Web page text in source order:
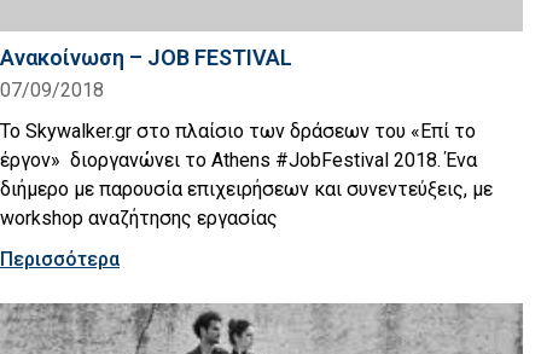
Ανακοίνωση – JOB FESTIVAL
07/09/2018
Το Skywalker.gr στο πλαίσιο των δράσεων του «Επί το
έργον» διοργανώνει το Athens #JobFestival 2018. Ένα
διήμερο με παρουσία επιχειρήσεων και συνεντεύξεις, με
workshop αναζήτησης εργασίας
Περισσότερα